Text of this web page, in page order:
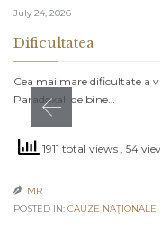
July 24, 2026
Dificultatea
Cea mai mare dificultate a
Paradoxal, de bine…
1911 total views , 54
 MR
POSTED IN: CAUZE NAŢIONALE